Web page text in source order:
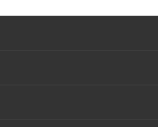
на наличие на складе.